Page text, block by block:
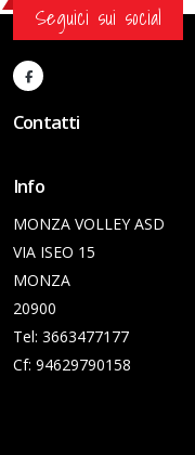
Seguici sui social
Contatti
Info
MONZA VOLLEY ASD
VIA ISEO 15
MONZA
20900
Tel: 3663477177
Cf: 94629790158